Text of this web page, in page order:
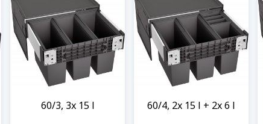
60/3, 3x 15 l 60/4, 2x 15 l + 2x 6 l